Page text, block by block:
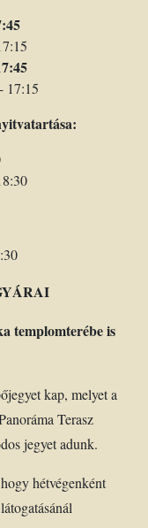
17:45
17:15
templomterébe is
kap, melyet a
Terasz
jegyet adunk.
hétvégenként